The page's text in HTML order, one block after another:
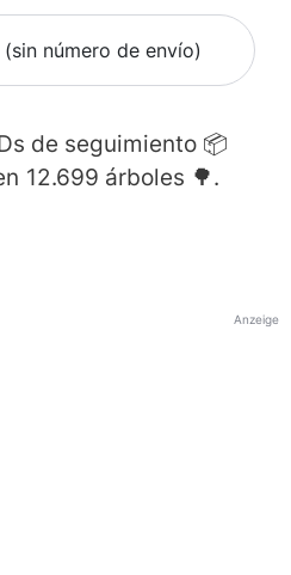
número de envío)
de seguimiento 📦
12.699 árboles 🌳.
Anzeige